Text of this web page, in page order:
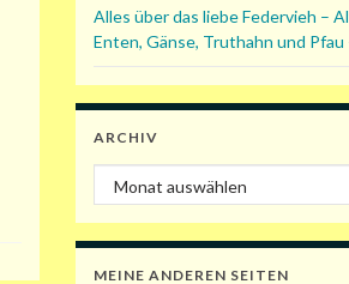
Alles über das liebe Federvieh –
Enten, Gänse, Truthahn und
ARCHIV
Archiv
MEINE ANDEREN SEITEN